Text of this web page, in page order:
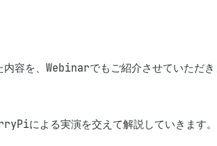
容を、Webinarでもご紹介させていただき
による実演を交えて解説していきます。